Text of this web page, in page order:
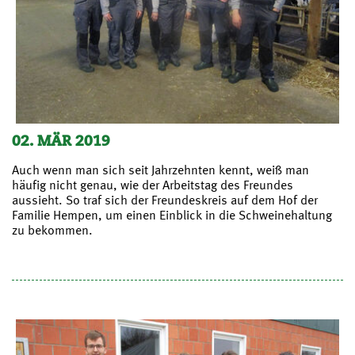
02. MÄR 2019
Auch wenn man sich seit Jahrzehnten kennt, weiß man
häufig nicht genau, wie der Arbeitstag des Freundes
aussieht. So traf sich der Freundeskreis auf dem Hof der
Familie Hempen, um einen Einblick in die Schweinehaltung
zu bekommen.